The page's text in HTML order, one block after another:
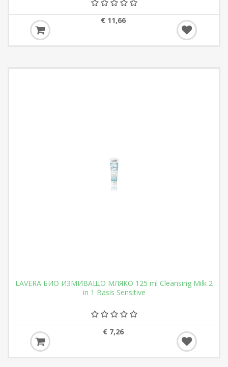
€ 11,66
LAVERA БИО ИЗМИВАЩО МЛЯКО 125 ml Cleansing Milk 2
in 1 Basis Sensitive
€ 7,26